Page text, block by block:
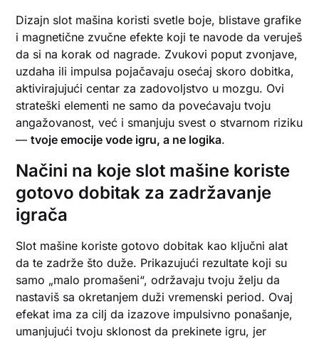
Dizajn slot mašina koristi svetle boje, blistave grafike
i magnetične zvučne efekte koji te navode da veruješ
da si na korak od nagrade. Zvukovi poput zvonjave,
uzdaha ili impulsa pojačavaju osećaj skoro dobitka,
aktivirajujući centar za zadovoljstvo u mozgu. Ovi
strateški elementi ne samo da povećavaju tvoju
angažovanost, već i smanjuju svest o stvarnom riziku
—tvoje emocije vode igru, a ne logika.
Načini na koje slot mašine koriste
gotovo dobitak za zadržavanje
igrača
Slot mašine koriste gotovo dobitak kao ključni alat
da te zadrže što duže. Prikazujući rezultate koji su
samo „malo promašeni“, održavaju tvoju želju da
nastaviš sa okretanjem duži vremenski period. Ovaj
efekat ima za cilj da izazove impulsivno ponašanje,
umanjujući tvoju sklonost da prekinete igru, jer